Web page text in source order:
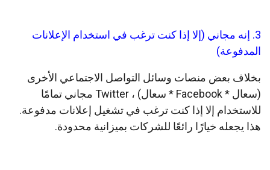
3. إنه مجاني (إلا إذا كنت ترغب في استخدام الإعلانات
المدفوعة)
بخلاف بعض منصات وسائل التواصل الاجتماعي الأخرى
(سعال * Facebook * سعال) ، Twitter مجاني تمامًا
للاستخدام إلا إذا كنت ترغب في تشغيل إعلانات مدفوعة.
هذا يجعله خيارًا رائعًا للشركات بميزانية محدودة.